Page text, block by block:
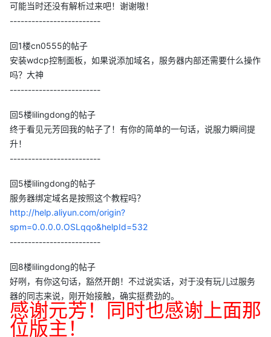
可能当时还没有解析过来吧！谢谢嗷！
-------------------------
回1楼cn0555的帖子
安装wdcp控制面板，如果说添加域名，服务器内部还需要什么操作
吗？大神
-------------------------
回5楼lilingdong的帖子
终于看见元芳回我的帖子了！有你的简单的一句话，说服力瞬间提
升！
-------------------------
回5楼lilingdong的帖子
服务器绑定域名是按照这个教程吗？
http://help.aliyun.com/origin?
spm=0.0.0.0.OSLqqo&helpId=532
-------------------------
回8楼lilingdong的帖子
好咧，有你这句话，豁然开朗！不过说实话，对于没有玩儿过服务
器的同志来说，刚开始接触，确实挺费劲的。
感谢元芳！同时也感谢上面那
位版主！